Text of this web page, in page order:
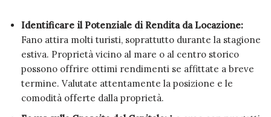
Identificare il Potenziale di Rendita da Locazione:
Fano attira molti turisti, soprattutto durante la stagione
estiva. Proprietà vicino al mare o al centro storico
possono offrire ottimi rendimenti se affittate a breve
termine. Valutate attentamente la posizione e le
comodità offerte dalla proprietà.